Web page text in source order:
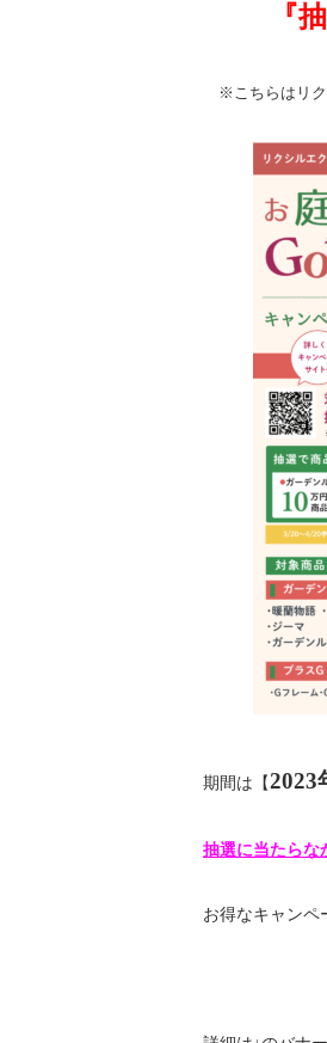
『
※こちらはリク
期間は【2023
抽選に当たらな
お得なキャンペ